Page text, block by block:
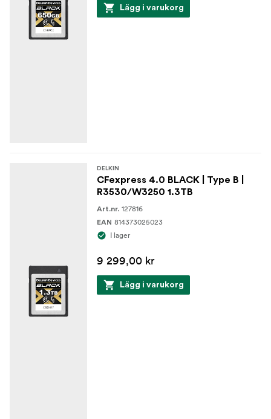
Lägg i varukorg
DELKIN
CFexpress 4.0 BLACK | Type B |
R3530/W3250 1.3TB
Art.nr. 127816
EAN 814373025023
I lager
9 299,00 kr
Lägg i varukorg